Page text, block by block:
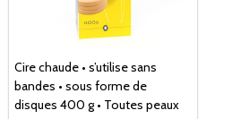
Cire chaude • s’utilise sans
bandes • sous forme de
disques 400 g • Toutes peaux